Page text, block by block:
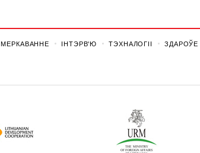
МЕРКАВАННЕ ІНТЭРВ'Ю ТЭХНАЛОГІІ ЗДАРОЎЕ